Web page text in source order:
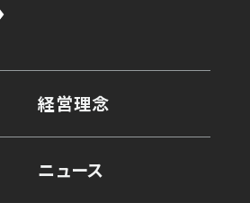
経営理念
ニュース